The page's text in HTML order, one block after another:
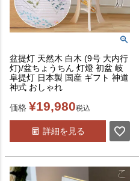
盆提灯 天然木 白木 (9号 大内行
灯)/盆ちょうちん 灯燈 初盆 岐
阜提灯 日本製 国産 ギフト 神道
神式 おしゃれ
価格 ¥19,980税込
詳細を見る